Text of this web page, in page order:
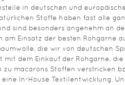
in deutschen und
Stoffe haben fast alle
sind besonders angenehm an
am Einsatz der besten Rohgarne
die wir von deutschen
mit dem Einkauf der Rohgarne,
zu macarons Stoffen verstricken
eine In-House Textilentwicklung.